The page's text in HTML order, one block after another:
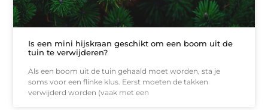
Is een mini hijskraan geschikt om een boom uit de
tuin te verwijderen?
Als een boom uit de tuin gehaald moet worden, sta je
soms voor een flinke klus. Eerst moeten de takken
verwijderd worden (vaak met een